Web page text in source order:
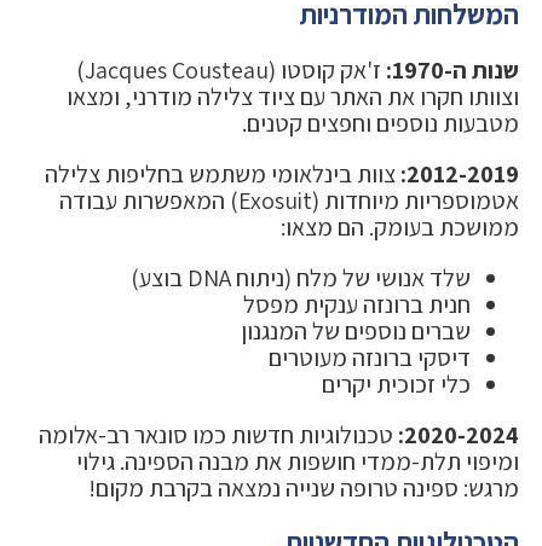
המשלחות המודרניות
שנות ה-1970:
ז'אק קוסטו (Jacques Cousteau)
וצוותו חקרו את האתר עם ציוד צלילה מודרני, ומצאו
מטבעות נוספים וחפצים קטנים.
2012-2019: צוות בינלאומי משתמש בחליפות צלילה
אטמוספריות מיוחדות (Exosuit) המאפשרות עבודה
ממושכת בעומק. הם מצאו:
שלד אנושי של מלח (ניתוח DNA בוצע)
חנית ברונזה ענקית מפסל
שברים נוספים של המנגנון
דיסקי ברונזה מעוטרים
כלי זכוכית יקרים
2020-2024: טכנולוגיות חדשות כמו סונאר רב-אלומה
ומיפוי תלת-ממדי חושפות את מבנה הספינה. גילוי
מרגש: ספינה טרופה שנייה נמצאה בקרבת מקום!